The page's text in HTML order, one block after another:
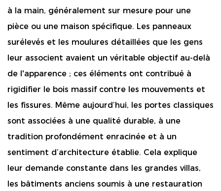
à la main, généralement sur mesure pour une
pièce ou une maison spécifique. Les panneaux
surélevés et les moulures détaillées que les gens
leur associent avaient un véritable objectif au-delà
de l'apparence ; ces éléments ont contribué à
rigidifier le bois massif contre les mouvements et
les fissures. Même aujourd’hui, les portes classiques
sont associées à une qualité durable, à une
tradition profondément enracinée et à un
sentiment d’architecture établie. Cela explique
leur demande constante dans les grandes villas,
les bâtiments anciens soumis à une restauration